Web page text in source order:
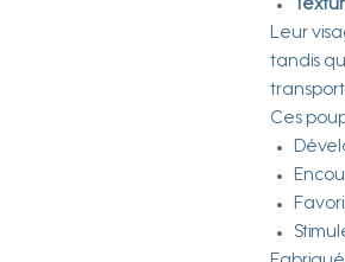
Leur
tandis
Ces